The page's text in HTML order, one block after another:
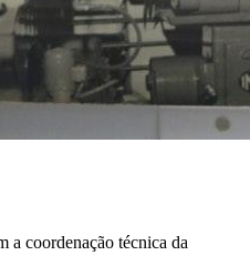
a coordenação técnica da